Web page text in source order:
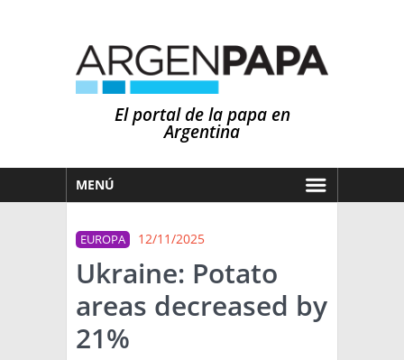
El portal de la papa en
Argentina
MENÚ
MERCADOS
NOTICIAS
EN ESPAÑOL
OTROS IDIOMAS
PRONÓSTICO
EUROPA 12/11/2025
Ukraine: Potato
areas decreased by
21%